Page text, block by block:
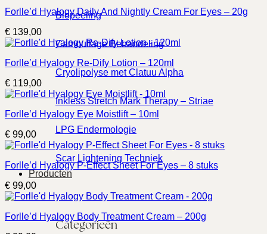
Biopeeling
Camouflage Behandeling
Cryolipolyse met Clatuu Alpha
Inkless Stretch Mark Therapy – Striae
LPG Endermologie
Scar Lightening Techniek
Producten
Categorieën
Forlle’d Hyalogy Daily And Nightly Cream For Eyes – 20g
€ 139,00
Forlle’d Hyalogy Re-Dify Lotion – 120ml
€ 119,00
Forlle’d Hyalogy Eye Moistlift – 10ml
€ 99,00
Forlle’d Hyalogy P-Effect Sheet For Eyes – 8 stuks
€ 99,00
Forlle’d Hyalogy Body Treatment Cream – 200g